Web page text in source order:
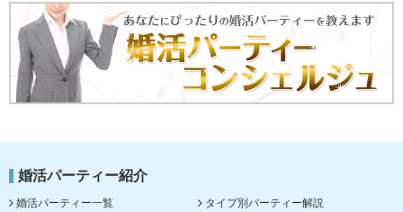
婚活パーティー紹介
婚活パーティー一覧 タイプ別パーティー解説